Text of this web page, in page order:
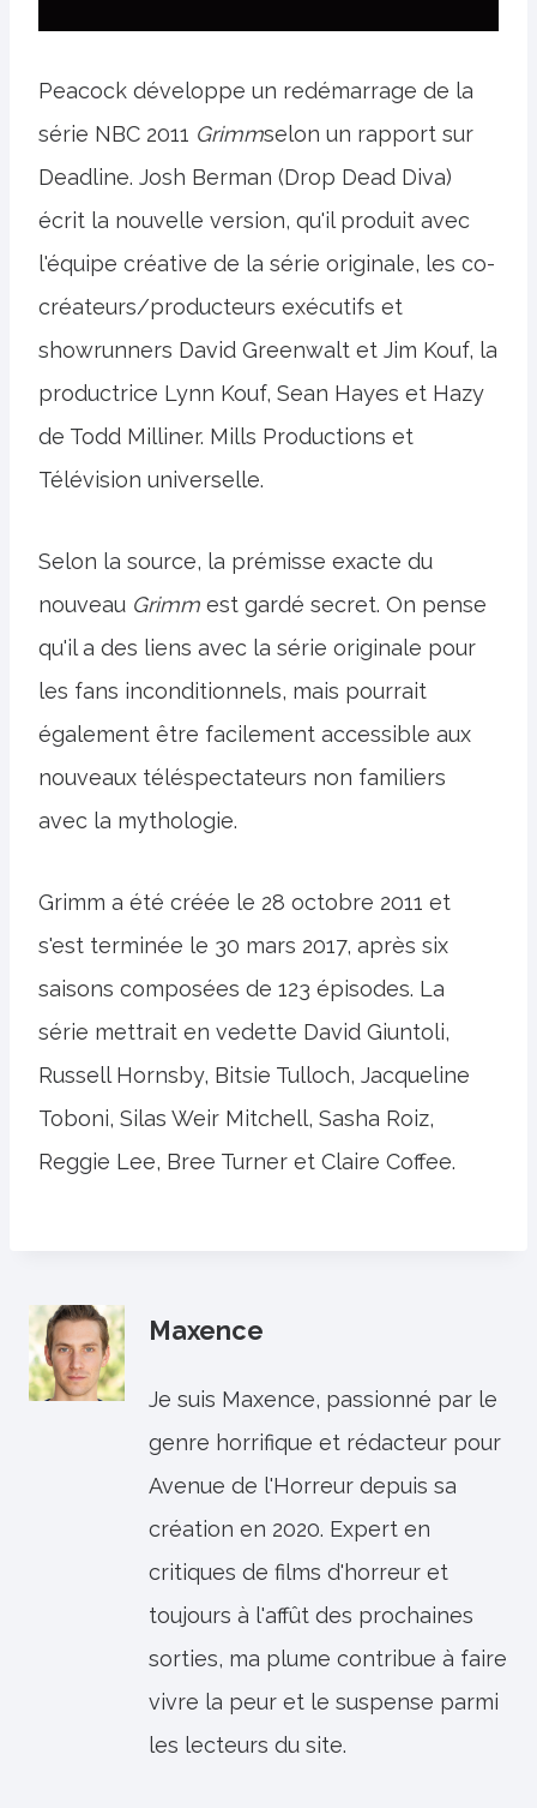
Peacock développe un redémarrage de la
série NBC 2011 Grimmselon un rapport sur
Deadline. Josh Berman (Drop Dead Diva)
écrit la nouvelle version, qu'il produit avec
l'équipe créative de la série originale, les co-
créateurs/producteurs exécutifs et
showrunners David Greenwalt et Jim Kouf, la
productrice Lynn Kouf, Sean Hayes et Hazy
de Todd Milliner. Mills Productions et
Télévision universelle.
Selon la source, la prémisse exacte du
nouveau Grimm est gardé secret. On pense
qu'il a des liens avec la série originale pour
les fans inconditionnels, mais pourrait
également être facilement accessible aux
nouveaux téléspectateurs non familiers
avec la mythologie.
Grimm a été créée le 28 octobre 2011 et
s'est terminée le 30 mars 2017, après six
saisons composées de 123 épisodes. La
série mettrait en vedette David Giuntoli,
Russell Hornsby, Bitsie Tulloch, Jacqueline
Toboni, Silas Weir Mitchell, Sasha Roiz,
Reggie Lee, Bree Turner et Claire Coffee.
Maxence
Je suis Maxence, passionné par le
genre horrifique et rédacteur pour
Avenue de l'Horreur depuis sa
création en 2020. Expert en
critiques de films d'horreur et
toujours à l'affût des prochaines
sorties, ma plume contribue à faire
vivre la peur et le suspense parmi
les lecteurs du site.